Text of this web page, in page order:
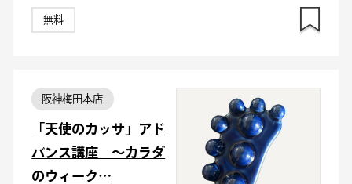
無料
阪神梅田本店
「天使のカッサ」アド
バンス講座 ～カラダ
のウィーク…